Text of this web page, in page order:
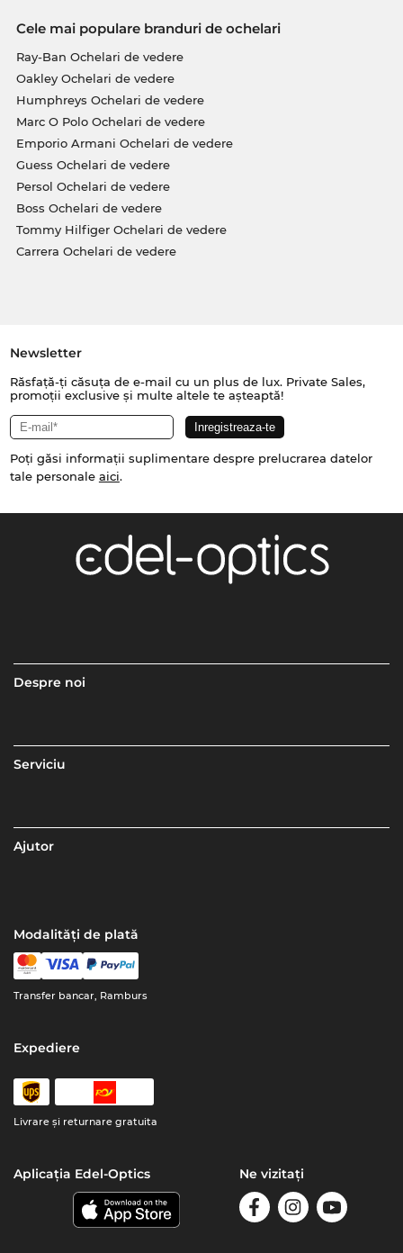
Cele mai populare branduri de ochelari
Ray-Ban Ochelari de vedere
Oakley Ochelari de vedere
Humphreys Ochelari de vedere
Marc O Polo Ochelari de vedere
Emporio Armani Ochelari de vedere
Guess Ochelari de vedere
Persol Ochelari de vedere
Boss Ochelari de vedere
Tommy Hilfiger Ochelari de vedere
Carrera Ochelari de vedere
Newsletter
Răsfață-ți căsuța de e-mail cu un plus de lux. Private Sales,
promoții exclusive și multe altele te așteaptă!
Poți găsi informații suplimentare despre prelucrarea datelor
tale personale aici.
Despre noi
Serviciu
Ajutor
Modalități de plată
Transfer bancar, Ramburs
Expediere
Livrare şi returnare gratuita
Aplicația Edel-Optics Ne vizitați